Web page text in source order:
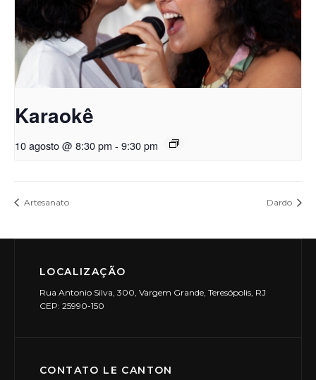
Karaokê
10 agosto @ 8:30 pm - 9:30 pm
Artesanato Dardo
LOCALIZAÇÃO
Rua Antonio Silva, 300, Vargem Grande, Teresópolis, RJ
CEP: 25990-150
CONTATO LE CANTON